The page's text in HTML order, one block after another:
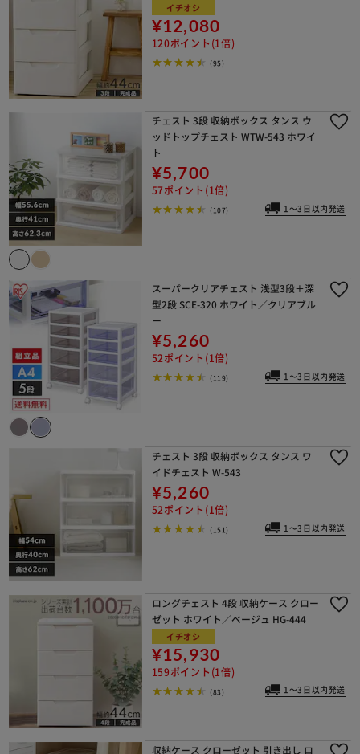
イチオシ
¥12,080
120ポイント(1倍)
(95)
チェスト 3段 収納ボックス タンス ウ
ッドトップチェスト WTW-543 ホワイ
ト
¥5,700
57ポイント(1倍)
(107) 1～3日以内発送
スーパークリアチェスト 浅型3段＋深
型2段 SCE-320 ホワイト／クリアブル
ー
¥5,260
52ポイント(1倍)
(119) 1～3日以内発送
チェスト 3段 収納ボックス タンス ワ
イドチェスト W-543
¥5,260
52ポイント(1倍)
(151) 1～3日以内発送
ロングチェスト 4段 収納ケース クロー
ゼット ホワイト／ベージュ HG-444
イチオシ
¥15,930
159ポイント(1倍)
(83) 1～3日以内発送
収納ケース クローゼット 引き出し ロ